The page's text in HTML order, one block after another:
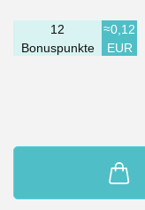
12
Bonuspunkte
≈0,12
EUR